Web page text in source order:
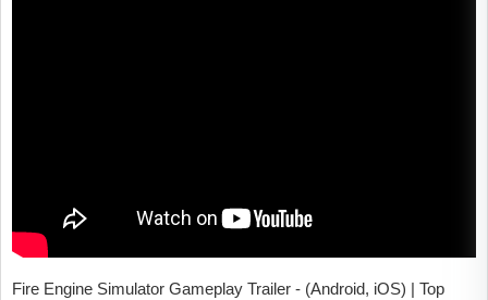
Fire Engine Simulator Gameplay Trailer - (Android, iOS) | Top